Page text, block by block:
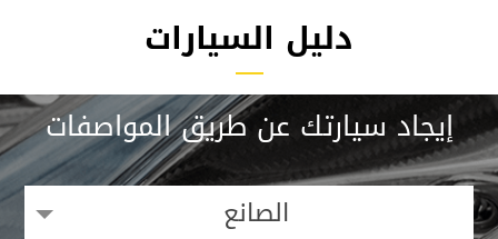
دليل السيارات
إيجاد سيارتك عن طريق المواصفات
الصانع